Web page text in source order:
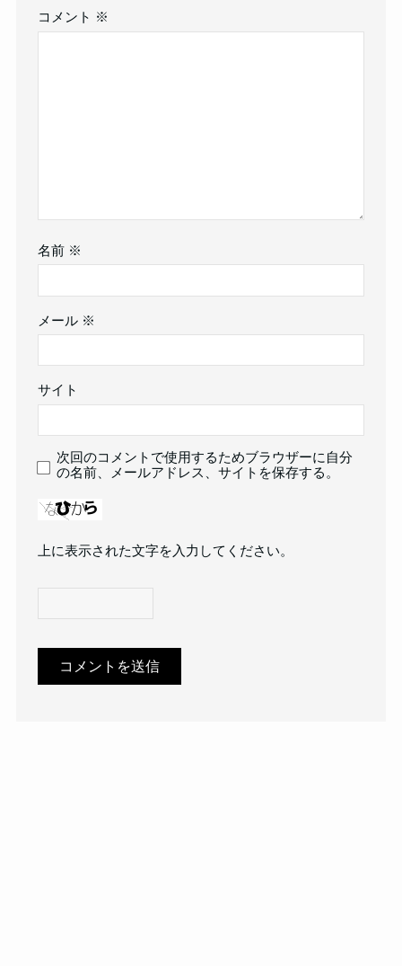
コメント ※
名前 ※
メール ※
サイト
次回のコメントで使用するためブラウザーに自分
の名前、メールアドレス、サイトを保存する。
上に表示された文字を入力してください。